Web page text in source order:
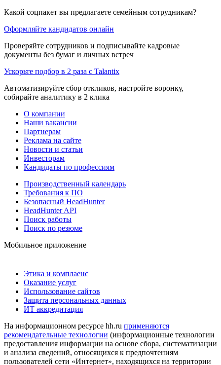
Какой соцпакет вы предлагаете семейным сотрудникам?
Оформляйте кандидатов онлайн
Проверяйте сотрудников и подписывайте кадровые
документы без бумаг и личных встреч
Ускорьте подбор в 2 раза с Talantix
Автоматизируйте сбор откликов, настройте воронку,
собирайте аналитику в 2 клика
О компании
Наши вакансии
Партнерам
Реклама на сайте
Новости и статьи
Инвесторам
Кандидаты по профессиям
Производственный календарь
Требования к ПО
Безопасный HeadHunter
HeadHunter API
Поиск работы
Поиск по резюме
Мобильное приложение
Этика и комплаенс
Оказание услуг
Использование сайтов
Защита персональных данных
ИТ аккредитация
На информационном ресурсе hh.ru применяются
рекомендательные технологии (информационные технологии
предоставления информации на основе сбора, систематизации
и анализа сведений, относящихся к предпочтениям
пользователей сети «Интернет», находящихся на территории